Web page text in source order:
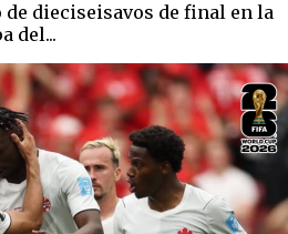
dieciseisavos de final en la
del...